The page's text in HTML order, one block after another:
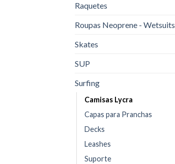
Raquetes
Roupas Neoprene - Wetsuits
Skates
SUP
Surfing
Camisas Lycra
Capas para Pranchas
Decks
Leashes
Suporte